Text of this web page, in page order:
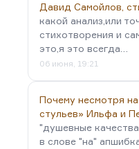
Давид Самойлов,
какой анализ,или
стихотворения и
это,я это всегда…
06 июня, 19:21
Почему несмотря
стульев» Ильфа и
"душевные
в слове "на"